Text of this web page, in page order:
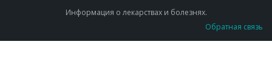
Информация о лекарствах и болезнях.
Обратная связь